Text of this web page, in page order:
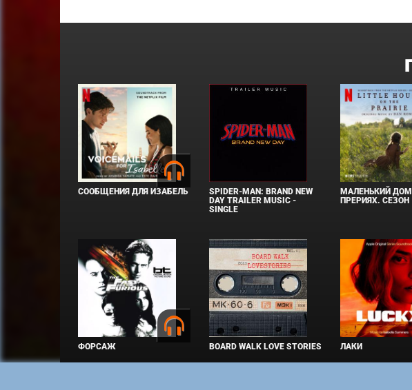
СООБЩЕНИЯ ДЛЯ ИЗАБЕЛЬ
SPIDER-MAN: BRAND NEW
DAY TRAILER MUSIC -
SINGLE
МАЛЕНЬКИЙ
ПРЕРИЯХ. СЕЗОН
ФОРСАЖ BOARD WALK LOVE STORIES ЛАКИ